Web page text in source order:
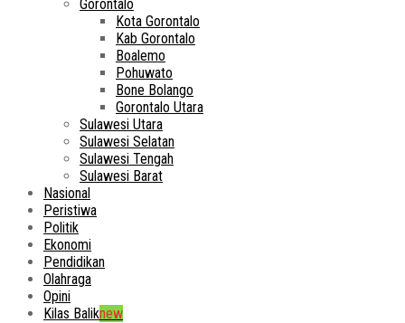
Gorontalo
Kota Gorontalo
Kab Gorontalo
Boalemo
Pohuwato
Bone Bolango
Gorontalo Utara
Sulawesi Utara
Sulawesi Selatan
Sulawesi Tengah
Sulawesi Barat
Nasional
Peristiwa
Politik
Ekonomi
Pendidikan
Olahraga
Opini
Kilas Baliknew